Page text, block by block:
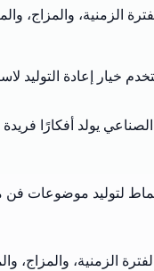
الزمنية، والمزاج،
خيار إعادة التوليد
يولد أفكارًا
لتوليد موضوعات
الزمنية، والمزاج،